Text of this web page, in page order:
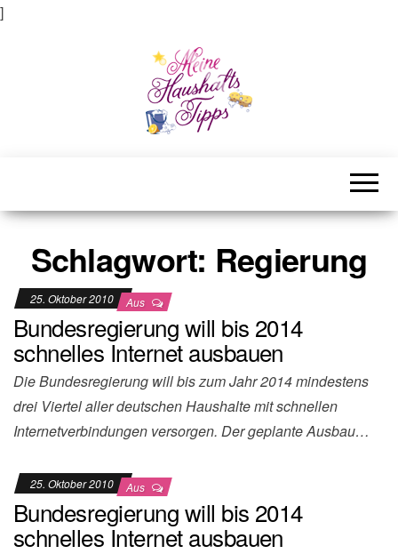
]
Schlagwort: Regierung
25. Oktober 2010 Aus
Bundesregierung will bis 2014
schnelles Internet ausbauen
Die Bundesregierung will bis zum Jahr 2014 mindestens
drei Viertel aller deutschen Haushalte mit schnellen
Internetverbindungen versorgen. Der geplante Ausbau…
25. Oktober 2010 Aus
Bundesregierung will bis 2014
schnelles Internet ausbauen